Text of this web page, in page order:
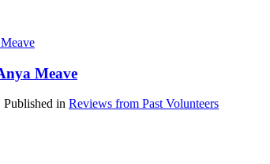
Meave
Published in Reviews from Past Volunteers